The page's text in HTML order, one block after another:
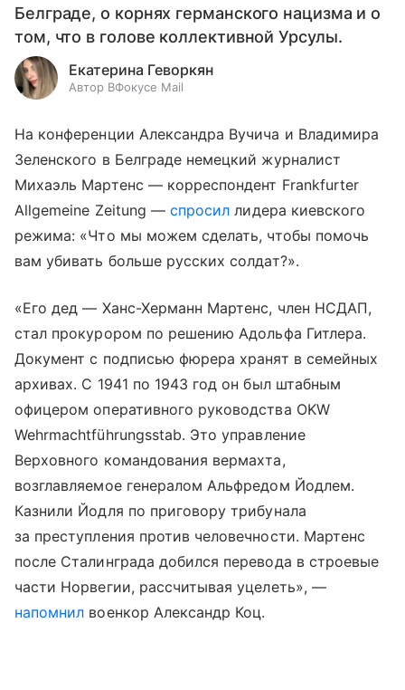
Белграде, о корнях германского нацизма и о
том, что в голове коллективной Урсулы.
Екатерина Геворкян
Автор ВФокусе Mail
На конференции Александра Вучича и Владимира
Зеленского в Белграде немецкий журналист
Михаэль Мартенс — корреспондент Frankfurter
Allgemeine Zeitung —спросил лидера киевского
режима: «Что мы можем сделать, чтобы помочь
вам убивать больше русских солдат?».
«Его дед — Ханс-Херманн Мартенс, член НСДАП,
стал прокурором по решению Адольфа Гитлера.
Документ с подписью фюрера хранят в семейных
архивах. С 1941 по 1943 год он был штабным
офицером оперативного руководства OKW
Wehrmachtführungsstab. Это управление
Верховного командования вермахта,
возглавляемое генералом Альфредом Йодлем.
Казнили Йодля по приговору трибунала
за преступления против человечности. Мартенс
после Сталинграда добился перевода в строевые
части Норвегии, рассчитывая уцелеть», —
напомнил военкор Александр Коц.